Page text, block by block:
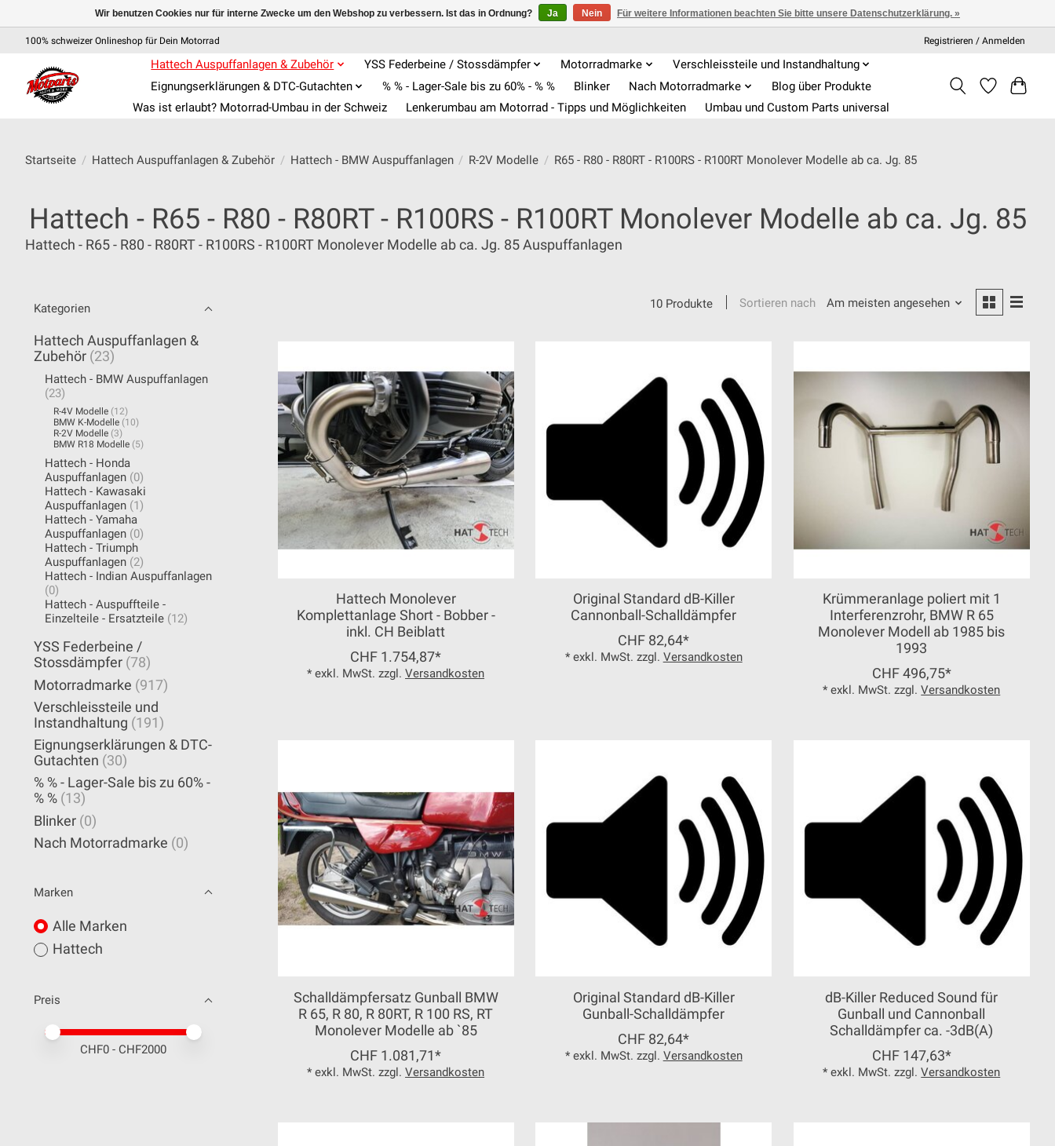
100% schweizer Onlineshop für Dein Motorrad Registrieren / Anmelden
Hattech Auspuffanlagen & Zubehör YSS Federbeine / Stossdämpfer Motorradmarke
Verschleissteile und Instandhaltung
Eignungserklärungen & DTC-Gutachten
% % - Lager-Sale bis zu 60% - % % Blinker Nach Motorradmarke
Blog über Produkte
Was ist erlaubt? Motorrad-Umbau in der Schweiz
Lenkerumbau am Motorrad - Tipps und Möglichkeiten Umbau und Custom Parts universal
Startseite / Hattech Auspuffanlagen & Zubehör / Hattech - BMW Auspuffanlagen / R-2V Modelle / R65 - R80 - R80RT - R100RS - R100RT Monolever Modelle ab ca. Jg. 85
Hattech - R65 - R80 - R80RT - R100RS - R100RT Monolever Modelle ab ca. Jg. 85
Hattech - R65 - R80 - R80RT - R100RS - R100RT Monolever Modelle ab ca. Jg. 85 Auspuffanlagen
Kategorien
Hattech Auspuffanlagen &
Zubehör (23)
Hattech - BMW Auspuffanlagen
(23)
R-4V Modelle (12)
BMW K-Modelle (10)
R-2V Modelle (3)
BMW R18 Modelle (5)
Hattech - Honda
Auspuffanlagen (0)
Hattech - Kawasaki
Auspuffanlagen (1)
Hattech - Yamaha
Auspuffanlagen (0)
Hattech - Triumph
Auspuffanlagen (2)
Hattech - Indian Auspuffanlagen
(0)
Hattech - Auspuffteile -
Einzelteile - Ersatzteile (12)
YSS Federbeine /
Stossdämpfer (78)
Motorradmarke (917)
Verschleissteile und
Instandhaltung (191)
Eignungserklärungen & DTC-
Gutachten (30)
% % - Lager-Sale bis zu 60% -
% % (13)
Blinker (0)
Nach Motorradmarke (0)
Marken
Alle Marken
Hattech
Preis
Preis – Mindestwert
Price maximum value
CHF0 - CHF2000
10 Produkte Sortieren nach Am meisten angesehen
Hattech Monolever
Komplettanlage Short - Bobber -
inkl. CH Beiblatt
CHF 1.754,87*
* exkl. MwSt. zzgl.Versandkosten
Original Standard dB-Killer
Cannonball-Schalldämpfer
CHF 82,64*
* exkl. MwSt. zzgl. Versandkosten
Krümmeranlage poliert mit 1
Interferenzrohr, BMW R 65
Monolever Modell ab 1985 bis
1993
CHF 496,75*
* exkl. MwSt. zzgl.Versandkosten
Schalldämpfersatz Gunball BMW
R 65, R 80, R 80RT, R 100 RS, RT
Monolever Modelle ab `85
CHF 1.081,71*
* exkl. MwSt. zzgl.Versandkosten
Original Standard dB-Killer
Gunball-Schalldämpfer
CHF 82,64*
* exkl. MwSt. zzgl. Versandkosten
dB-Killer Reduced Sound für
Gunball und Cannonball
Schalldämpfer ca. -3dB(A)
CHF 147,63*
* exkl. MwSt. zzgl.Versandkosten
Wir benutzen Cookies nur für interne Zwecke um den Webshop zu verbessern. Ist das in Ordnung? Ja Nein Für weitere Informationen beachten Sie bitte unsere Datenschutzerklärung. »